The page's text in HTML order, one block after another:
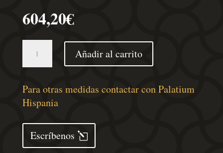
604,20€
tocador
teca
maciza
lavabos
Añadir al carrito
Para otras medidas contactar con Palatium
Hispania
Escríbenos